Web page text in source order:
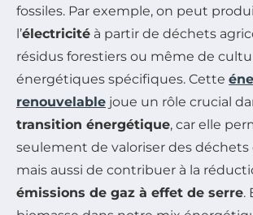
fossiles. Par exemple, on peut
l’électricité à partir de déchets
résidus forestiers ou même de
énergétiques spécifiques. Cette
renouvelable joue un rôle crucial
transition énergétique, car elle
seulement de valoriser des déchets
mais aussi de contribuer à la
émissions de gaz à effet de serre.